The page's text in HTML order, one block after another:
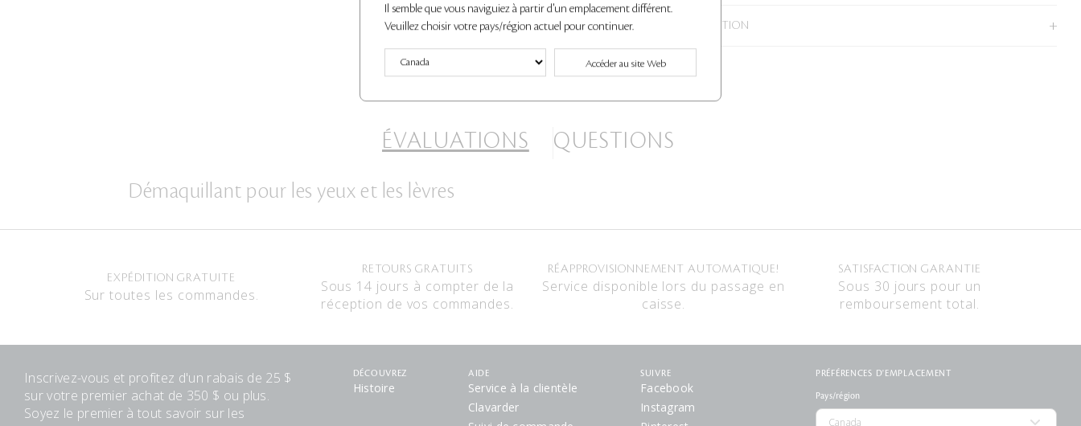
UTILISATION
ÉVALUATIONS QUESTIONS
Démaquillant pour les yeux et les lèvres
EXPÉDITION GRATUITE
Sur toutes les commandes.
RETOURS GRATUITS
Sous 14 jours à compter de la
réception de vos commandes.
RÉAPPROVISIONNEMENT AUTOMATIQUE!
Service disponible lors du passage en
caisse.
SATISFACTION GARANTIE
Sous 30 jours pour un
remboursement total.
Inscrivez-vous et profitez d'un rabais de 25 $
sur votre premier achat de 350 $ ou plus.
Soyez le premier à tout savoir sur les
DÉCOUVREZ
Histoire
AIDE
Service à la clientèle
Clavarder
SUIVRE
Facebook
Instagram
PRÉFÉRENCES D'EMPLACEMENT
Pays/région
Il semble que vous naviguiez à partir d'un emplacement différent.
Veuillez choisir votre pays/région actuel pour continuer.
Accéder au site Web